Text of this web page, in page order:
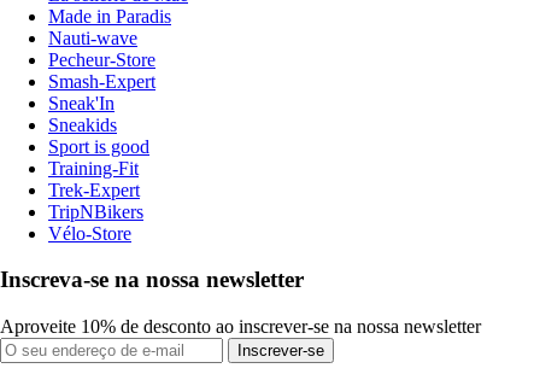
Made in Paradis
Nauti-wave
Pecheur-Store
Smash-Expert
Sneak'In
Sneakids
Sport is good
Training-Fit
Trek-Expert
TripNBikers
Vélo-Store
Inscreva-se na nossa newsletter
Aproveite 10% de desconto ao inscrever-se na nossa newsletter
Inscrever-se